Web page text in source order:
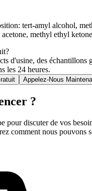
: tert-amyl alcohol,
methyl ethyl
d'usine, des échantillons
les 24 heures.
Appelez-Nous
?
pour discuter de vos
comment nous pouvons